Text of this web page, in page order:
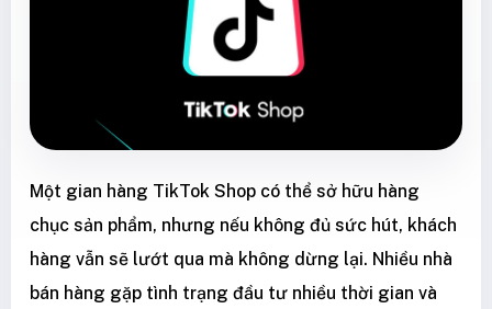
Một gian hàng TikTok Shop có thể sở hữu hàng
chục sản phẩm, nhưng nếu không đủ sức hút, khách
hàng vẫn sẽ lướt qua mà không dừng lại. Nhiều nhà
bán hàng gặp tình trạng đầu tư nhiều thời gian và